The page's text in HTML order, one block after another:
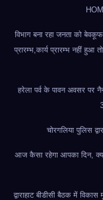
विभाग बना रहा जनता को
प्रारम्भ,कार्य प्रारम्भ नहीं
हरेला पर्व के पावन अवसर पर
चोरगलिया पुलिस
आज कैसा रहेगा आपका दिन,
द्वाराहाट बीडीसी बैठक में